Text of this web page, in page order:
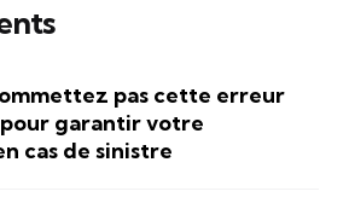
pas cette erreur
garantir votre
cas de sinistre